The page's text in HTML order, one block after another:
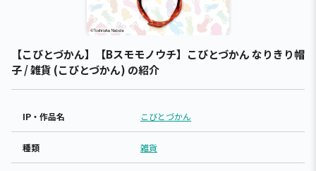
【こびとづかん】【Bスモモノウチ】こびとづかん なりきり帽
子 / 雑貨 (こびとづかん) の紹介
IP・作品名 こびとづかん
種類 雑貨